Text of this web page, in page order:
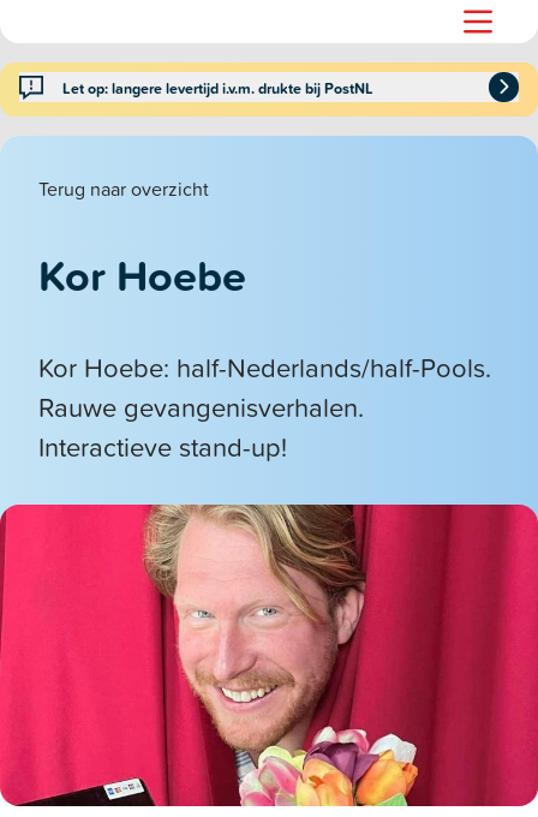
Let op: langere levertijd i.v.m. drukte bij PostNL
Terug naar overzicht
Kor Hoebe
Kor Hoebe: half-Nederlands/half-Pools.
Rauwe gevangenisverhalen.
Interactieve stand-up!